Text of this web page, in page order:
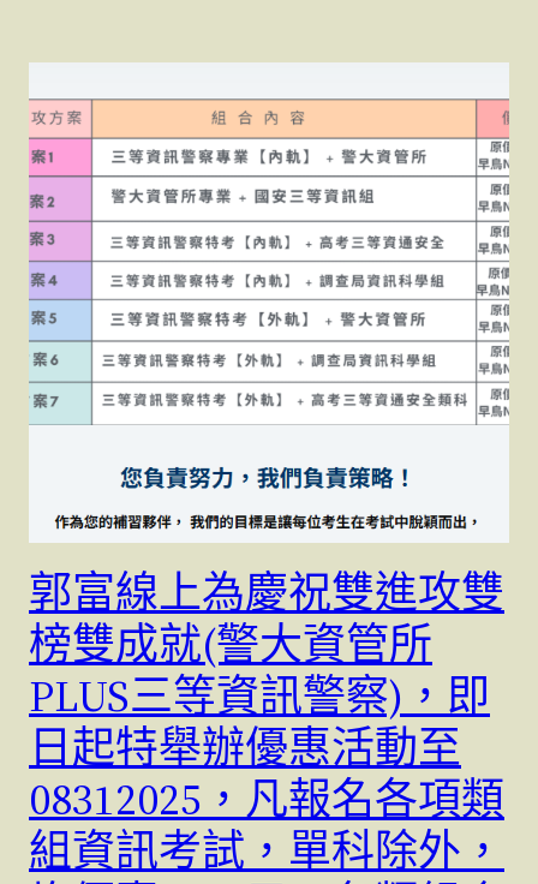
郭富線上為慶祝雙進攻雙
榜雙成就(警大資管所
PLUS三等資訊警察)，即
日起特舉辦優惠活動至
08312025，凡報名各項類
組資訊考試，單科除外，